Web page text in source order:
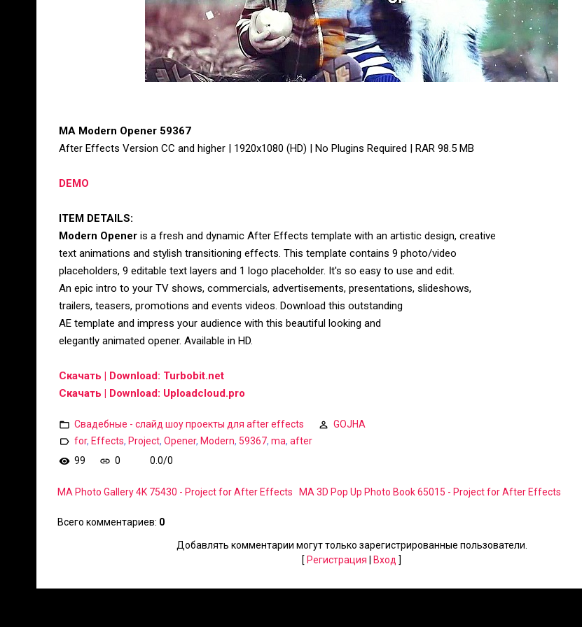
MA Modern Opener 59367
After Effects Version CC and higher | 1920x1080 (HD) | No Plugins Required | RAR 98.5 MB
DEMO
ITEM DETAILS:
Modern Opener is a fresh and dynamic After Effects template with an artistic design, creative
text animations and stylish transitioning effects. This template contains 9 photo/video
placeholders, 9 editable text layers and 1 logo placeholder. It's so easy to use and edit.
An epic intro to your TV shows, commercials, advertisements, presentations, slideshows,
trailers, teasers, promotions and events videos. Download this outstanding
AE template and impress your audience with this beautiful looking and
elegantly animated opener. Available in HD.
Скачать | Download: Turbobit.net
Скачать | Download: Uploadcloud.pro
Свадебные - слайд шоу проекты для after effects
GOJHA
for, Effects, Project, Opener, Modern, 59367, ma, after
99
0 0.0/0
MA Photo Gallery 4K 75430 - Project for After Effects MA 3D Pop Up Photo Book 65015 - Project for After Effects
Всего комментариев: 0
Добавлять комментарии могут только зарегистрированные пользователи.
[ Регистрация Вход ]